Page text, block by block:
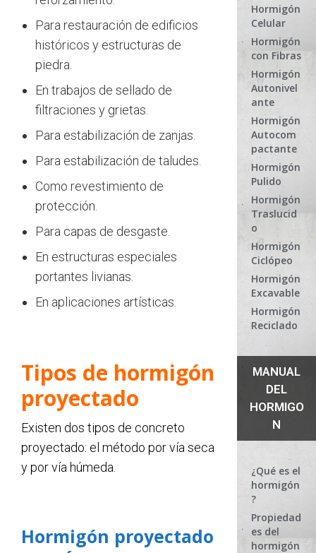
Para restauración de edificios
históricos y estructuras de
piedra.
En trabajos de sellado de
filtraciones y grietas.
Para estabilización de zanjas.
Para estabilización de taludes.
Como revestimiento de
protección.
Para capas de desgaste.
En estructuras especiales
portantes livianas.
En aplicaciones artísticas.
Tipos de hormigón
proyectado
Existen dos tipos de concreto
proyectado: el método por vía seca
y por vía húmeda.
Hormigón proyectado
Hormigón
Celular
Hormigón
con Fibras
Hormigón
Autonivel
ante
Hormigón
Autocom
pactante
Hormigón
Pulido
Hormigón
Traslucid
o
Hormigón
Ciclópeo
Hormigón
Excavable
Hormigón
Reciclado
MANUAL
DEL
HORMIGO
N
¿Qué es el
hormigón
?
Propiedad
es del
hormigón